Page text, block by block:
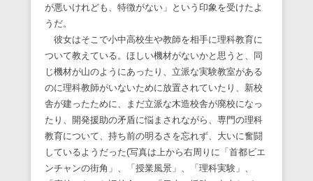
が悪いけれども、特徴がない」という印象を受けたよ
うだ。
彼女はそこで小中高校生や教師を相手に理科教育に
ついて教えている。ほしい機材がないかと思うと、同
じ機材が山のようにあったり、立派な実験教室がある
のに理科教師がいないために放置されていたり、新校
舎が建ったために、まだ立派な木造校舎が廃校になっ
たり、開発援助の矛盾に悩まされながら、専門の理科
教育について、持ち前の明るさを忘れず、大いに奮闘
しているようだった(写真は上から右周りに「首都ビエ
ンチャンの街角」、「授業風景」、「理科実験」、